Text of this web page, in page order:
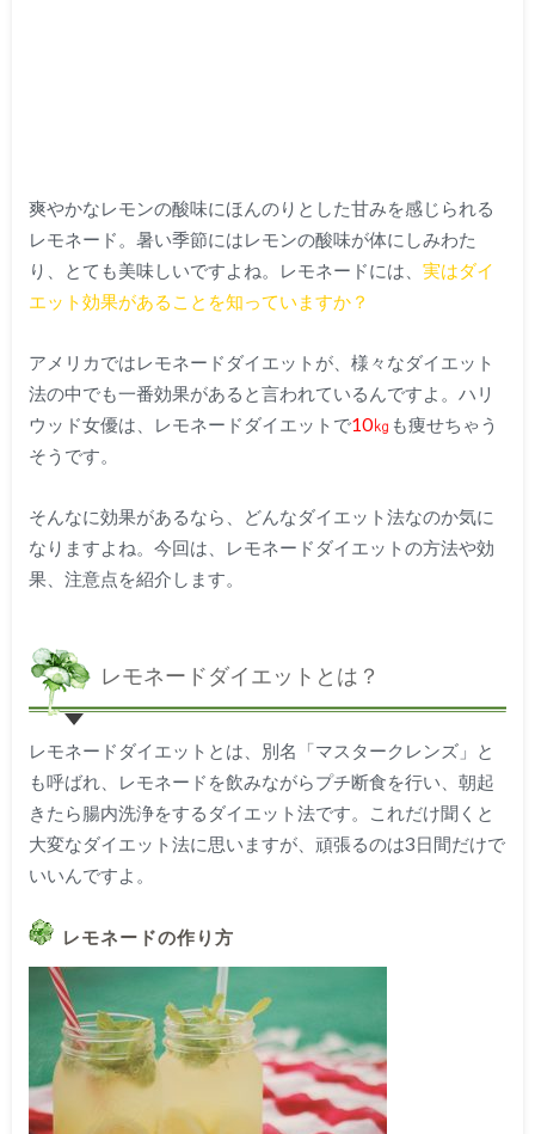
爽やかなレモンの酸味にほんのりとした甘みを感じられる
レモネード。暑い季節にはレモンの酸味が体にしみわた
り、とても美味しいですよね。レモネードには、 実はダイ
エット効果があることを知っていますか？
アメリカではレモネードダイエットが、様々なダイエット
法の中でも一番効果があると言われているんですよ。ハリ
ウッド女優は、レモネードダイエットで10㎏ も痩せちゃう
そうです。
そんなに効果があるなら、どんなダイエット法なのか気に
なりますよね。今回は、レモネードダイエットの方法や効
果、注意点を紹介します。
レモネードダイエットとは？
レモネードダイエットとは、別名「マスタークレンズ」と
も呼ばれ、レモネードを飲みながらプチ断食を行い、朝起
きたら腸内洗浄をするダイエット法です。これだけ聞くと
大変なダイエット法に思いますが、頑張るのは3日間だけで
いいんですよ。
レモネードの作り方